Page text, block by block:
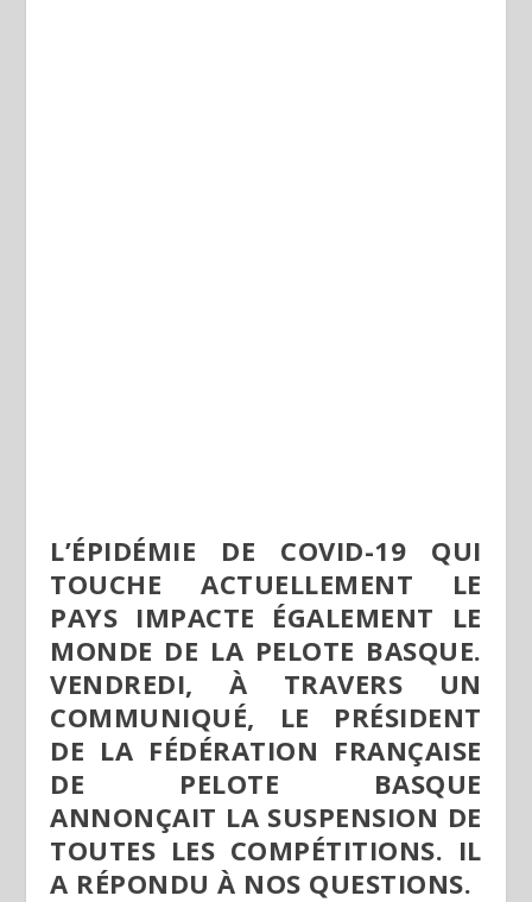
L’ÉPIDÉMIE DE COVID-19 QUI
TOUCHE ACTUELLEMENT LE
PAYS IMPACTE ÉGALEMENT LE
MONDE DE LA PELOTE BASQUE.
VENDREDI, À TRAVERS UN
COMMUNIQUÉ, LE PRÉSIDENT
DE LA FÉDÉRATION FRANÇAISE
DE PELOTE BASQUE
ANNONÇAIT LA SUSPENSION DE
TOUTES LES COMPÉTITIONS. IL
A RÉPONDU À NOS QUESTIONS.